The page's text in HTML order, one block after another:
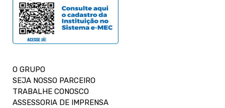
O GRUPO
SEJA NOSSO PARCEIRO
TRABALHE CONOSCO
ASSESSORIA DE IMPRENSA